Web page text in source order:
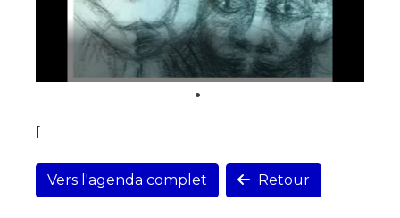
[
Vers l'agenda complet Retour